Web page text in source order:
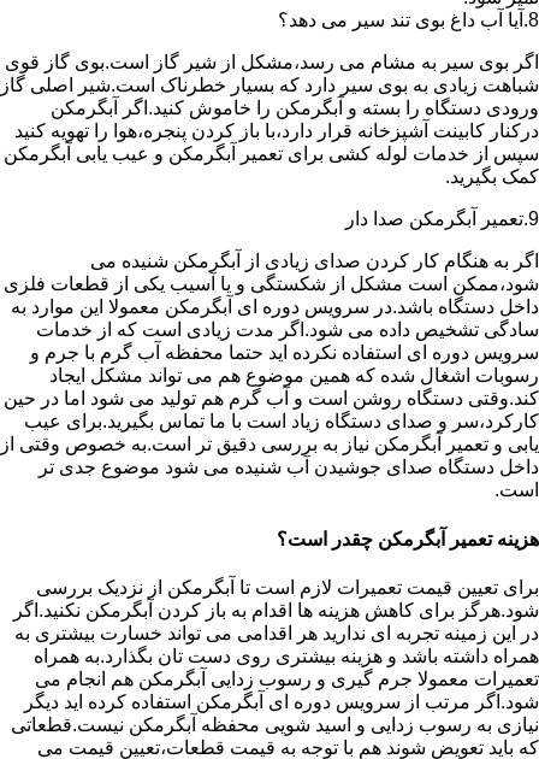
8.آیا آب داغ بوی تند سیر می دهد؟
اگر بوی سیر به مشام می رسد،مشکل از شیر گاز است.بوی گاز قوی
شباهت زیادی به بوی سیر دارد که بسیار خطرناک است.شیر اصلی گاز
ورودی دستگاه را بسته و آبگرمکن را خاموش کنید.اگر آبگرمکن
درکنار کابینت آشپزخانه قرار دارد،با باز کردن پنجره،هوا را تهویه کنید
سپس از خدمات لوله کشی برای تعمیر آبگرمکن و عیب یابی آبگرمکن
کمک بگیرید.
9.تعمیر آبگرمکن صدا دار
اگر به هنگام کار کردن صدای زیادی از آبگرمکن شنیده می
شود،ممکن است مشکل از شکستگی و یا آسیب یکی از قطعات فلزی
داخل دستگاه باشد.در سرویس دوره ای آبگرمکن معمولا این موارد به
سادگی تشخیص داده می شود.اگر مدت زیادی است که از خدمات
سرویس دوره ای استفاده نکرده اید حتما محفظه آب گرم با جرم و
رسوبات اشغال شده که همین موضوع هم می تواند مشکل ایجاد
کند.وقتی دستگاه روشن است و آب گرم هم تولید می شود اما در حین
کارکرد،سر و صدای دستگاه زیاد است با ما تماس بگیرید.برای عیب
یابی و تعمیر آبگرمکن نیاز به بررسی دقیق تر است.به خصوص وقتی از
داخل دستگاه صدای جوشیدن آب شنیده می شود موضوع جدی تر
است.
هزینه تعمیر آبگرمکن چقدر است؟
برای تعیین قیمت تعمیرات لازم است تا آبگرمکن از نزدیک بررسی
شود.هرگز برای کاهش هزینه ها اقدام به باز کردن آبگرمکن نکنید.اگر
در این زمینه تجربه ای ندارید هر اقدامی می تواند خسارت بیشتری به
همراه داشته باشد و هزینه بیشتری روی دست تان بگذارد.به همراه
تعمیرات معمولا جرم گیری و رسوب زدایی آبگرمکن هم انجام می
شود.اگر مرتب از سرویس دوره ای آبگرمکن استفاده کرده اید دیگر
نیازی به رسوب زدایی و اسید شویی محفظه آبگرمکن نیست.قطعاتی
که باید تعویض شوند هم با توجه به قیمت قطعات،تعیین قیمت می